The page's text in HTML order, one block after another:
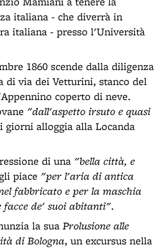
italiana - che diverrà in
italiana - presso l'Università
1860 scende dalla diligenza
di via dei Vetturini, stanco del
coperto di neve.
"dall'aspetto irsuto e quasi
giorni alloggia alla Locanda
di una "bella città, e
piace "per l'aria di antica
fabbricato e per la maschia
facce de' suoi abitanti".
la sua Prolusione alle
di Bologna, un excursus nella